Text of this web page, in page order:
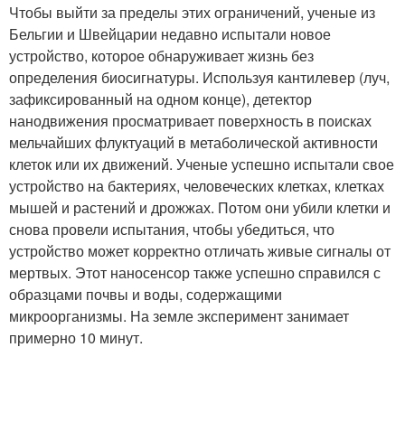
Чтобы выйти за пределы этих ограничений, ученые из
Бельгии и Швейцарии недавно испытали новое
устройство, которое обнаруживает жизнь без
определения биосигнатуры. Используя кантилевер (луч,
зафиксированный на одном конце), детектор
нанодвижения просматривает поверхность в поисках
мельчайших флуктуаций в метаболической активности
клеток или их движений. Ученые успешно испытали свое
устройство на бактериях, человеческих клетках, клетках
мышей и растений и дрожжах. Потом они убили клетки и
снова провели испытания, чтобы убедиться, что
устройство может корректно отличать живые сигналы от
мертвых. Этот наносенсор также успешно справился с
образцами почвы и воды, содержащими
микроорганизмы. На земле эксперимент занимает
примерно 10 минут.